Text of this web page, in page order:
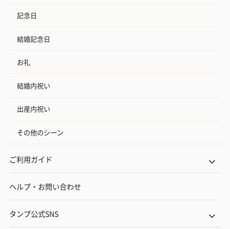
記念日
結婚記念日
お礼
結婚内祝い
出産内祝い
その他のシーン
ご利用ガイド
ヘルプ・お問い合わせ
タンプ公式SNS